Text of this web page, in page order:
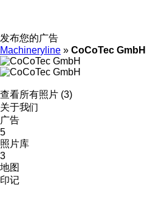
发布您的广告
Machineryline » CoCoTec GmbH
查看所有照片 (3)
关于我们
广告
5
照片库
3
地图
印记